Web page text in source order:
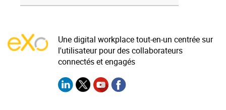
Une digital workplace tout-en-un centrée sur
l'utilisateur pour des collaborateurs
connectés et engagés